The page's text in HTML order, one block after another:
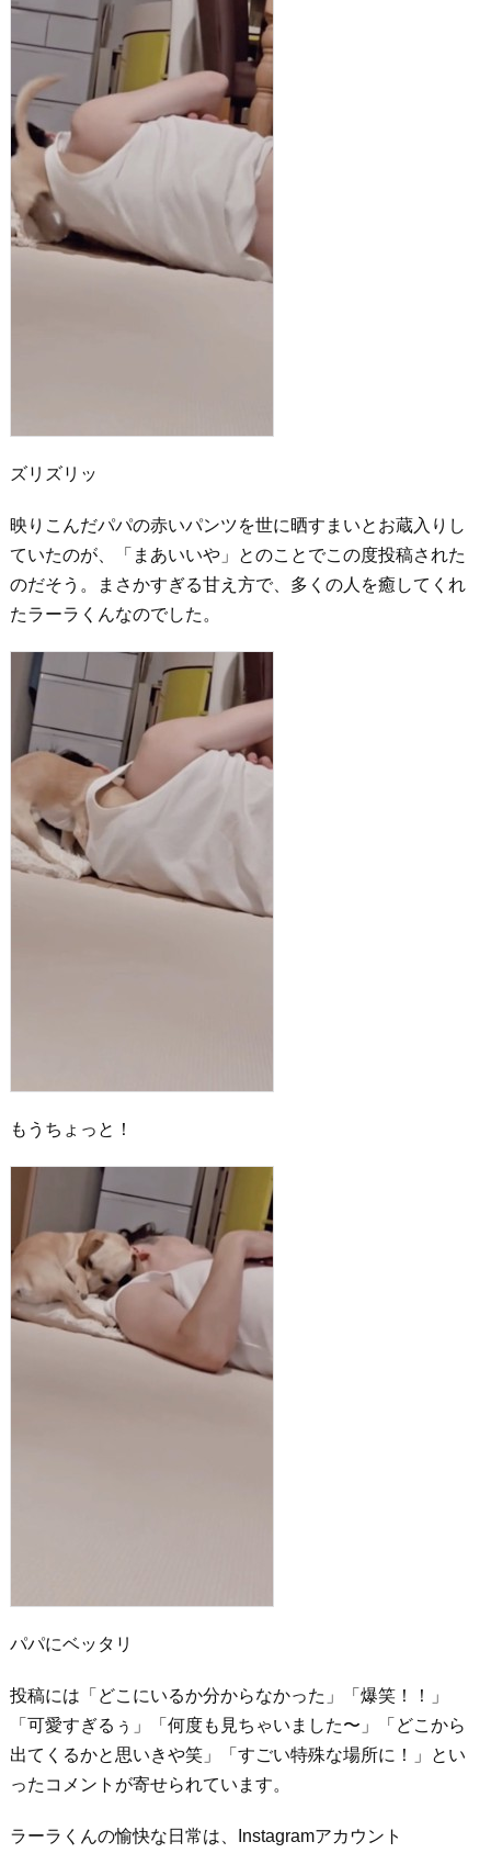
ズリズリッ
映りこんだパパの赤いパンツを世に晒すまいとお蔵入りし
ていたのが、「まあいいや」とのことでこの度投稿された
のだそう。まさかすぎる甘え方で、多くの人を癒してくれ
たラーラくんなのでした。
もうちょっと！
パパにベッタリ
投稿には「どこにいるか分からなかった」「爆笑！！」
「可愛すぎるぅ」「何度も見ちゃいました〜」「どこから
出てくるかと思いきや笑」「すごい特殊な場所に！」とい
ったコメントが寄せられています。
ラーラくんの愉快な日常は、Instagramアカウント